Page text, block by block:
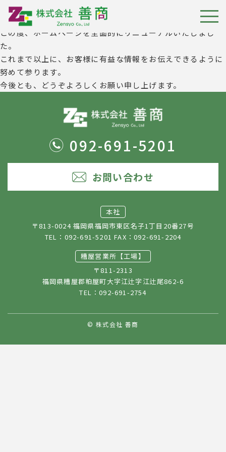
HOME
お知らせ
会社概要
092-691-5201
お問い合わせ
日頃より株式会社善商のホームページをご覧いただき、誠に
ありがとうございます。
この度、ホームページを全面的にリニューアルいたしまし
た。
これまで以上に、お客様に有益な情報をお伝えできるように
努めて参ります。
今後とも、どうぞよろしくお願い申し上げます。
092-691-5201
お問い合わせ
本社
〒813-0024 福岡県福岡市東区名子1丁目20番27号
TEL： 092-691-5201 FAX：092-691-2204
糟屋営業所【工場】
〒811-2313
福岡県糟屋郡粕屋町大字江辻字江辻尾862-6
TEL：092-691-2754
© 株式会社 善商